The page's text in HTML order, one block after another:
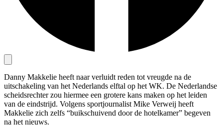
Danny Makkelie heeft naar verluidt reden tot vreugde na de
uitschakeling van het Nederlands elftal op het WK. De Nederlandse
scheidsrechter zou hiermee een grotere kans maken op het leiden
van de eindstrijd. Volgens sportjournalist Mike Verweij heeft
Makkelie zich zelfs “buikschuivend door de hotelkamer” begeven
na het nieuws.